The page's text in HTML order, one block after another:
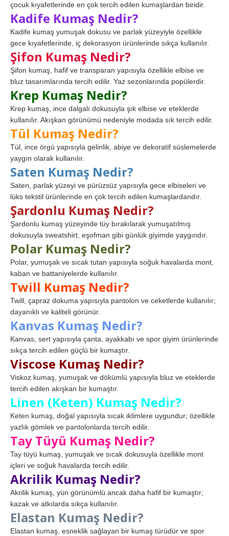
çocuk kıyafetlerinde en çok tercih edilen kumaşlardan biridir.
Kadife Kumaş Nedir?
Kadife kumaş yumuşak dokusu ve parlak yüzeyiyle özellikle
gece kıyafetlerinde, iç dekorasyon ürünlerinde sıkça kullanılır.
Şifon Kumaş Nedir?
Şifon kumaş, hafif ve transparan yapısıyla özellikle elbise ve
bluz tasarımlarında tercih edilir. Yaz sezonlarında popülerdir.
Krep Kumaş Nedir?
Krep kumaş, ince dalgalı dokusuyla şık elbise ve eteklerde
kullanılır. Akışkan görünümü nedeniyle modada sık tercih edilir.
Tül Kumaş Nedir?
Tül, ince örgü yapısıyla gelinlik, abiye ve dekoratif süslemelerde
yaygın olarak kullanılır.
Saten Kumaş Nedir?
Saten, parlak yüzeyi ve pürüzsüz yapısıyla gece elbiseleri ve
lüks tekstil ürünlerinde en çok tercih edilen kumaşlardandır.
Şardonlu Kumaş Nedir?
Şardonlu kumaş yüzeyinde tüy bırakılarak yumuşatılmış
dokusuyla sweatshirt, eşofman gibi günlük giyimde yaygındır.
Polar Kumaş Nedir?
Polar, yumuşak ve sıcak tutan yapısıyla soğuk havalarda mont,
kaban ve battaniyelerde kullanılır.
Twill Kumaş Nedir?
Twill, çapraz dokuma yapısıyla pantolon ve ceketlerde kullanılır;
dayanıklı ve kaliteli görünür.
Kanvas Kumaş Nedir?
Kanvas, sert yapısıyla çanta, ayakkabı ve spor giyim ürünlerinde
sıkça tercih edilen güçlü bir kumaştır.
Viscose Kumaş Nedir?
Viskoz kumaş, yumuşak ve dökümlü yapısıyla bluz ve eteklerde
tercih edilen akışkan bir kumaştır.
Linen (Keten) Kumaş Nedir?
Keten kumaş, doğal yapısıyla sıcak iklimlere uygundur; özellikle
yazlık gömlek ve pantolonlarda tercih edilir.
Tay Tüyü Kumaş Nedir?
Tay tüyü kumaş, yumuşak ve sıcak dokusuyla özellikle mont
içleri ve soğuk havalarda tercih edilir.
Akrilik Kumaş Nedir?
Akrilik kumaş, yün görünümlü ancak daha hafif bir kumaştır;
kazak ve atkılarda sıkça kullanılır.
Elastan Kumaş Nedir?
Elastan kumaş, esneklik sağlayan bir kumaş türüdür ve spor